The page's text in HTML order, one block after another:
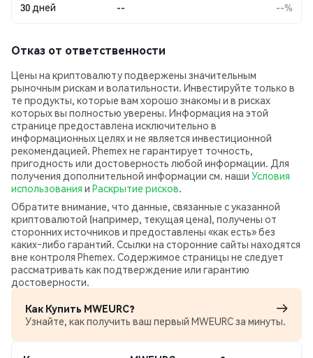
30 дней -- --%
Отказ от ответственности
Цены на криптовалюту подвержены значительным
рыночным рискам и волатильности. Инвестируйте только в
те продукты, которые вам хорошо знакомы и в рисках
которых вы полностью уверены. Информация на этой
странице предоставлена исключительно в
информационных целях и не является инвестиционной
рекомендацией. Phemex не гарантирует точность,
пригодность или достоверность любой информации. Для
получения дополнительной информации см. наши Условия
использования и Раскрытие рисков.
Обратите внимание, что данные, связанные с указанной
криптовалютой (например, текущая цена), получены от
сторонних источников и предоставлены «как есть» без
каких‑либо гарантий. Ссылки на сторонние сайты находятся
вне контроля Phemex. Содержимое страницы не следует
рассматривать как подтверждение или гарантию
достоверности.
Как Купить MWEURC?
Узнайте, как получить ваш первый MWEURC за минуты.